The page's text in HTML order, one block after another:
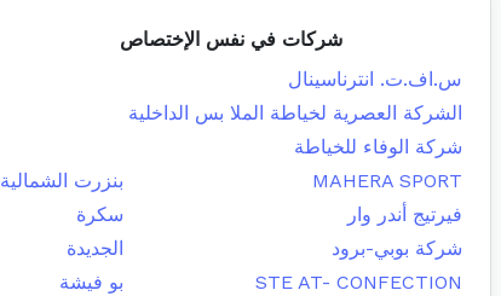
شركات في نفس الإختصاص
س.اف.ت. انترناسينال
الشركة العصرية لخياطة الملا بس الداخلية
شركة الوفاء للخياطة
MAHERA SPORT
بنزرت الشمالية
فيرتيج أندر وار
سكرة
شركة بوبي-برود
الجديدة
STE AT- CONFECTION
بو فيشة